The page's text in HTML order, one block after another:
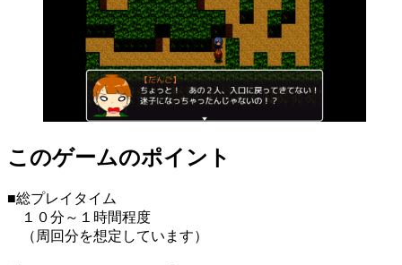
このゲームのポイント
■総プレイタイム
１０分～１時間程度
（周回分を想定しています）